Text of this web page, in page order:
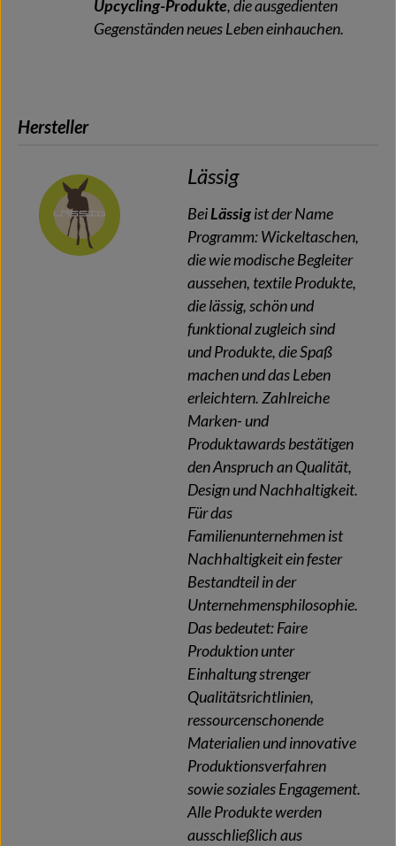
Upcycling-Produkte, die ausgedienten
Gegenständen neues Leben einhauchen.
Hersteller
Lässig
BeiLässigist der Name
Programm: Wickeltaschen,
die wie modische Begleiter
aussehen, textile Produkte,
die lässig, schön und
funktional zugleich sind
und Produkte, die Spaß
machen und das Leben
erleichtern. Zahlreiche
Marken- und
Produktawards bestätigen
den Anspruch an Qualität,
Design und Nachhaltigkeit.
Für das
Familienunternehmen ist
Nachhaltigkeit ein fester
Bestandteil in der
Unternehmensphilosophie.
Das bedeutet: Faire
Produktion unter
Einhaltung strenger
Qualitätsrichtlinien,
ressourcenschonende
Materialien und innovative
Produktionsverfahren
sowie soziales Engagement.
Alle Produkte werden
ausschließlich aus